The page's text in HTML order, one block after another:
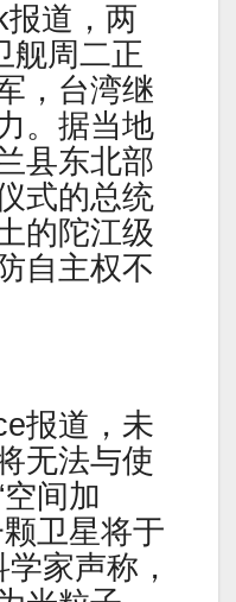
道，两
舰周二正
，台湾继
。据当地
县东北部
式的总统
的陀江级
自主权不
报道，未
无法与使
间加
卫星将于
家声称，